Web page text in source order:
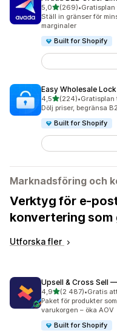
5,0av 5 stjärnor
(269)
269 recensioner totalt
•
Ställ in gränser för
marginaler
Built for Shopify
Easy Wholesale
4,5av 5 stjärnor
(224)
224 recensioner totalt
•
Dölj priser, begränsa
Built for Shopify
Marknadsföring och
Verktyg för e-
konvertering
Utforska fler
Upsell & Cross Sell
4,9av 5 stjärnor
(2 487)
2487 recensioner
•Gratis
Paket för produkter
varukorgen – öka AOV
Built for Shopify